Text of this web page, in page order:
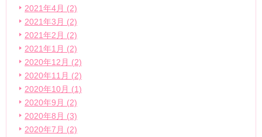
2021年4月 (2)
2021年3月 (2)
2021年2月 (2)
2021年1月 (2)
2020年12月 (2)
2020年11月 (2)
2020年10月 (1)
2020年9月 (2)
2020年8月 (3)
2020年7月 (2)